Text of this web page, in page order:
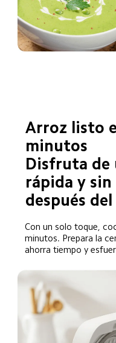
Arroz listo
minutos
Disfruta de
rápida y
después
Con un solo toque,
minutos. Prepara la
ahorra tiempo y